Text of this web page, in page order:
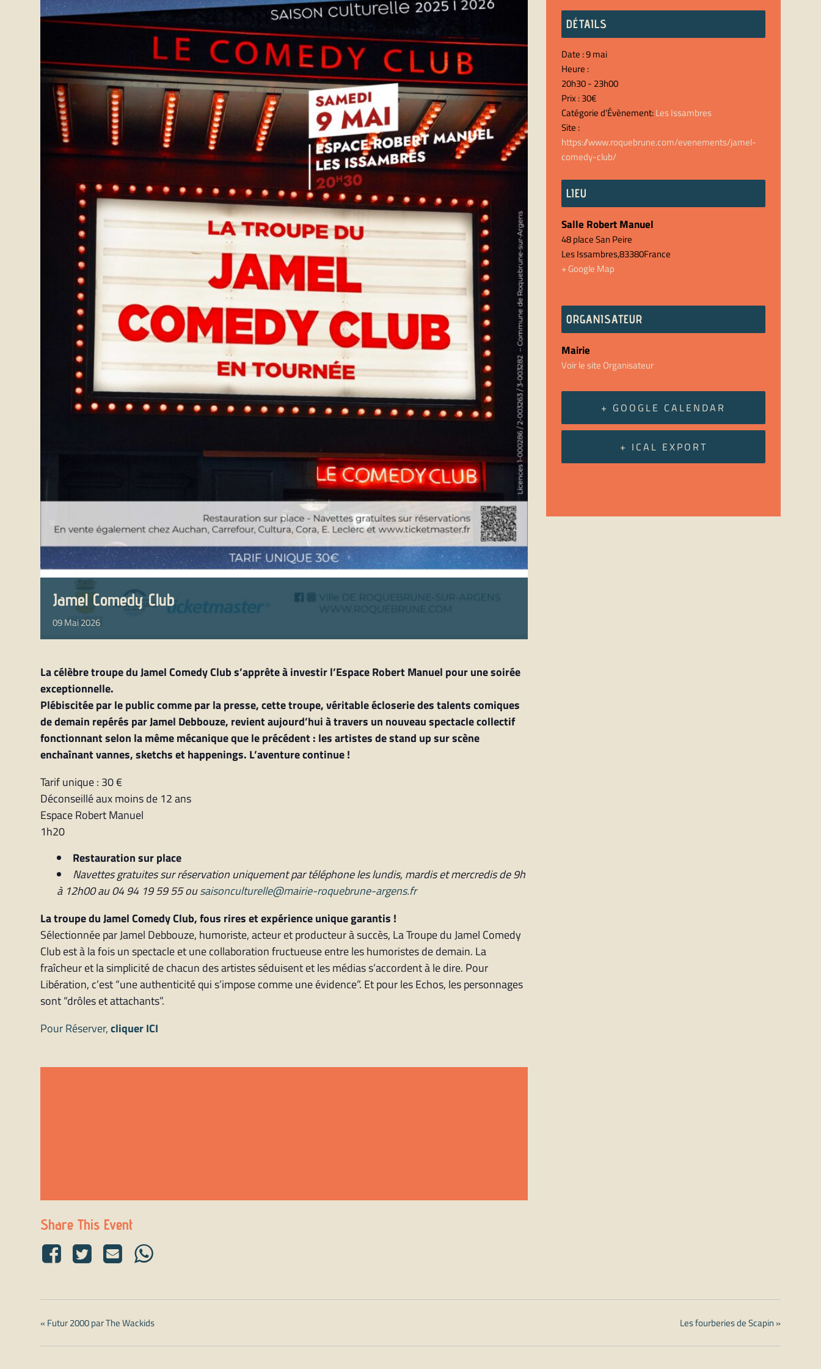
Jamel Comedy Club
09Mai2026
La célèbre troupe du Jamel Comedy Club s’apprête à investir l’Espace Robert Manuel pour une soirée
exceptionnelle.
Plébiscitée par le public comme par la presse, cette troupe, véritable écloserie des talents comiques
de demain repérés par Jamel Debbouze, revient aujourd’hui à travers un nouveau spectacle collectif
fonctionnant selon la même mécanique que le précédent : les artistes de stand up sur scène
enchaînant vannes, sketchs et happenings. L’aventure continue !
Tarif unique : 30 €
Déconseillé aux moins de 12 ans
Espace Robert Manuel
1h20
Restauration sur place
Navettes gratuites sur réservation uniquement par téléphone les lundis, mardis et mercredis de 9h
à 12h00 au 04 94 19 59 55 ousaisonculturelle@mairie-roquebrune-argens.fr
La troupe du Jamel Comedy Club, fous rires et expérience unique garantis !
Sélectionnée par Jamel Debbouze, humoriste, acteur et producteur à succès, La Troupe du Jamel Comedy
Club est à la fois un spectacle et une collaboration fructueuse entre les humoristes de demain. La
fraîcheur et la simplicité de chacun des artistes séduisent et les médias s’accordent à le dire. Pour
Libération, c’est “une authenticité qui s’impose comme une évidence”. Et pour les Echos, les personnages
sont “drôles et attachants”.
Pour Réserver,cliquer ICI
Share This Event
DÉTAILS
Date :9 mai
Heure :
20h30 - 23h00
Prix :30€
Catégorie d’Évènement:Les Issambres
Site :
https://www.roquebrune.com/evenements/jamel-
comedy-club/
LIEU
Salle Robert Manuel
48 place San Peire
Les Issambres,83380France
+ Google Map
ORGANISATEUR
Mairie
Voir le site Organisateur
+ GOOGLE CALENDAR
+ ICAL EXPORT
« Futur 2000 par The Wackids Les fourberies de Scapin »